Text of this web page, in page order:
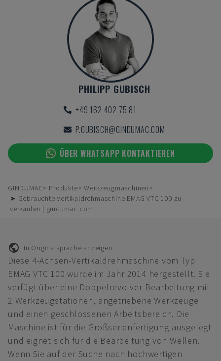
PHILIPP GUBISCH
+49 162 402 75 81
P.GUBISCH@GINDUMAC.COM
ÜBER WHATSAPP KONTAKTIEREN
GINDUMAC Produkte
Werkzeugmaschinen
➤ Gebrauchte Vertikaldrehmaschine EMAG VTC 100 zu
verkaufen | gindumac.com
In Originalsprache anzeigen
Diese 4-Achsen-Vertikaldrehmaschine vom Typ
EMAG VTC 100 wurde im Jahr 2014 hergestellt. Sie
verfügt über eine Doppelrevolver-Bearbeitung mit
2 Werkzeugstationen, angetriebene Werkzeuge
und einen geschlossenen Arbeitsbereich. Die
Maschine ist für die Großserienfertigung ausgelegt
und eignet sich für die Bearbeitung von Wellen.
Wenn Sie auf der Suche nach hochwertigen